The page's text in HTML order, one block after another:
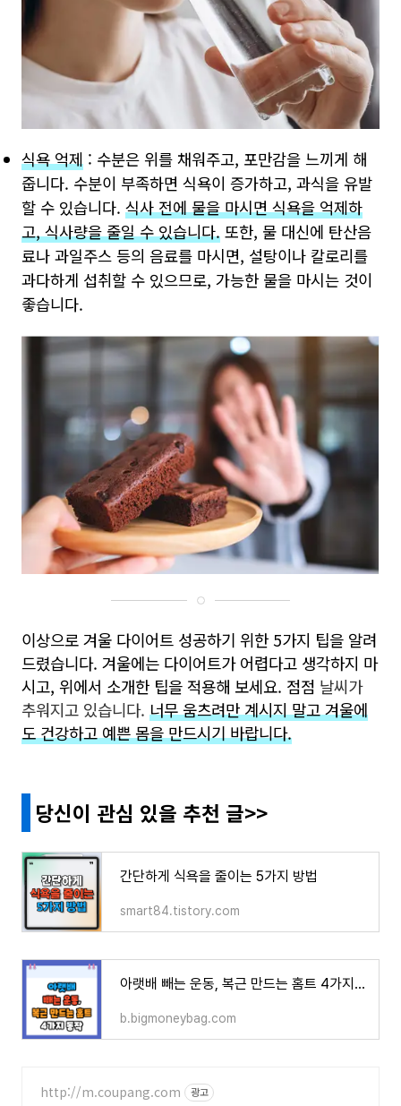
식욕 억제 : 수분은 위를 채워주고, 포만감을 느끼게 해
줍니다. 수분이 부족하면 식욕이 증가하고, 과식을 유발
할 수 있습니다. 식사 전에 물을 마시면 식욕을 억제하
고, 식사량을 줄일 수 있습니다. 또한, 물 대신에 탄산음
료나 과일주스 등의 음료를 마시면, 설탕이나 칼로리를
과다하게 섭취할 수 있으므로, 가능한 물을 마시는 것이
좋습니다.
이상으로 겨울 다이어트 성공하기 위한 5가지 팁을 알려
드렸습니다. 겨울에는 다이어트가 어렵다고 생각하지 마
시고, 위에서 소개한 팁을 적용해 보세요. 점점 날씨가
추워지고 있습니다. 너무 움츠려만 계시지 말고 겨울에
도 건강하고 예쁜 몸을 만드시기 바랍니다.
당신이 관심 있을 추천 글>>
간단하게 식욕을 줄이는 5가지 방법
smart84.tistory.com
아랫배 빼는 운동, 복근 만드는 홈트 4가지 동작
b.bigmoneybag.com
http://m.coupang.com 광고